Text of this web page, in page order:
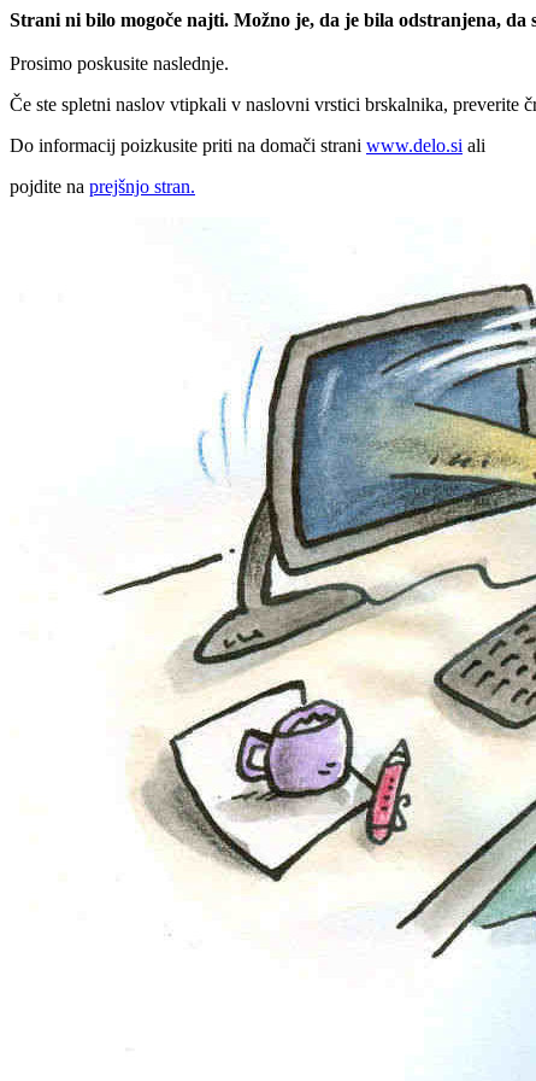
Strani ni bilo mogoče najti. Možno je, da je bila odstranjena,
Prosimo poskusite naslednje.
Če ste spletni naslov vtipkali v naslovni vrstici brskalnika, preverite
Do informacij poizkusite priti na domači strani www.delo.si ali
pojdite na prejšnjo stran.